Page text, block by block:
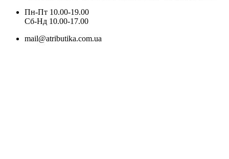
Пн-Пт 10.00-19.00
Cб-Нд 10.00-17.00
mail@atributika.com.ua